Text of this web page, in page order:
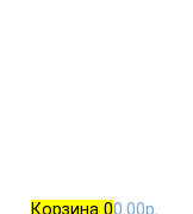
Корзина 00.00р.